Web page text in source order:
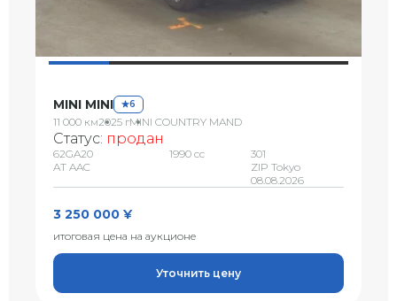
MINI MINI 6
11 000 км2025 гMINI COUNTRY MAND
Статус: продан
62GA20
AT AAC
1990 сс
301
ZIP Tokyo
08.08.2026
3 250 000 ¥
итоговая цена на аукционе
Уточнить цену